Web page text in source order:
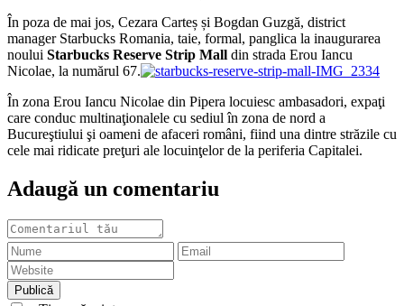
În poza de mai jos, Cezara Carteș și Bogdan Guzgă, district
manager Starbucks Romania, taie, formal, panglica la inaugurarea
noului Starbucks Reserve Strip Mall din strada Erou Iancu
Nicolae, la numărul 67.
În zona Erou Iancu Nicolae din Pipera locuiesc ambasadori, expaţi
care conduc multinaţionalele cu sediul în zona de nord a
Bucureştiului şi oameni de afaceri români, fiind una dintre străzile cu
cele mai ridicate preţuri ale locuinţelor de la periferia Capitalei.
Adaugă un comentariu